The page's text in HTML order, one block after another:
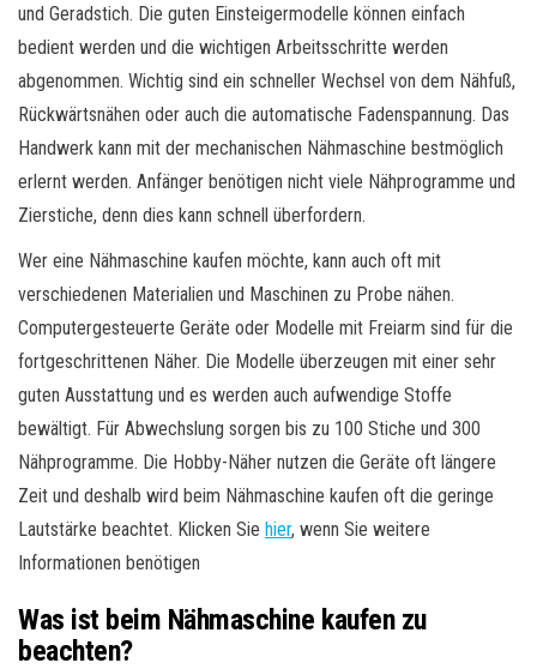
und Geradstich. Die guten Einsteigermodelle können einfach
bedient werden und die wichtigen Arbeitsschritte werden
abgenommen. Wichtig sind ein schneller Wechsel von dem Nähfuß,
Rückwärtsnähen oder auch die automatische Fadenspannung. Das
Handwerk kann mit der mechanischen Nähmaschine bestmöglich
erlernt werden. Anfänger benötigen nicht viele Nähprogramme und
Zierstiche, denn dies kann schnell überfordern.
Wer eine Nähmaschine kaufen möchte, kann auch oft mit
verschiedenen Materialien und Maschinen zu Probe nähen.
Computergesteuerte Geräte oder Modelle mit Freiarm sind für die
fortgeschrittenen Näher. Die Modelle überzeugen mit einer sehr
guten Ausstattung und es werden auch aufwendige Stoffe
bewältigt. Für Abwechslung sorgen bis zu 100 Stiche und 300
Nähprogramme. Die Hobby-Näher nutzen die Geräte oft längere
Zeit und deshalb wird beim Nähmaschine kaufen oft die geringe
Lautstärke beachtet. Klicken Sie hier, wenn Sie weitere
Informationen benötigen
Was ist beim Nähmaschine kaufen zu
beachten?